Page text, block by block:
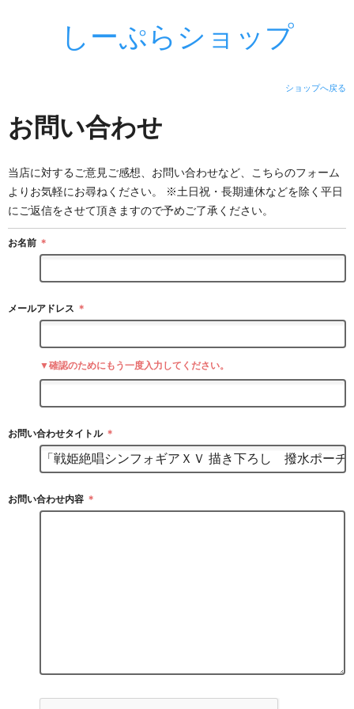
しーぷらショップ
ショップへ戻る
お問い合わせ
当店に対するご意見ご感想、お問い合わせなど、こちらのフォーム
よりお気軽にお尋ねください。 ※土日祝・長期連休などを除く平日
にご返信をさせて頂きますので予めご了承ください。
お名前 ＊
メールアドレス ＊
▼確認のためにもう一度入力してください。
お問い合わせタイトル ＊
お問い合わせ内容 ＊